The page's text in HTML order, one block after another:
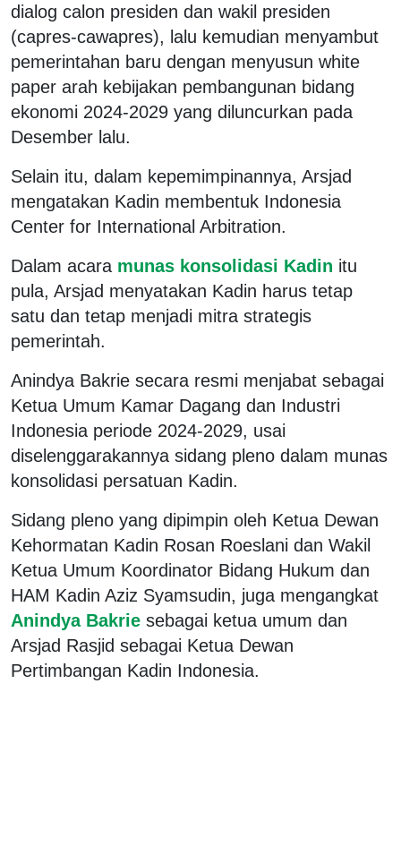
dialog calon presiden dan wakil presiden
(capres-cawapres), lalu kemudian menyambut
pemerintahan baru dengan menyusun white
paper arah kebijakan pembangunan bidang
ekonomi 2024-2029 yang diluncurkan pada
Desember lalu.
Selain itu, dalam kepemimpinannya, Arsjad
mengatakan Kadin membentuk Indonesia
Center for International Arbitration.
Dalam acara munas konsolidasi Kadin itu
pula, Arsjad menyatakan Kadin harus tetap
satu dan tetap menjadi mitra strategis
pemerintah.
Anindya Bakrie secara resmi menjabat sebagai
Ketua Umum Kamar Dagang dan Industri
Indonesia periode 2024-2029, usai
diselenggarakannya sidang pleno dalam munas
konsolidasi persatuan Kadin.
Sidang pleno yang dipimpin oleh Ketua Dewan
Kehormatan Kadin Rosan Roeslani dan Wakil
Ketua Umum Koordinator Bidang Hukum dan
HAM Kadin Aziz Syamsudin, juga mengangkat
Anindya Bakrie sebagai ketua umum dan
Arsjad Rasjid sebagai Ketua Dewan
Pertimbangan Kadin Indonesia.